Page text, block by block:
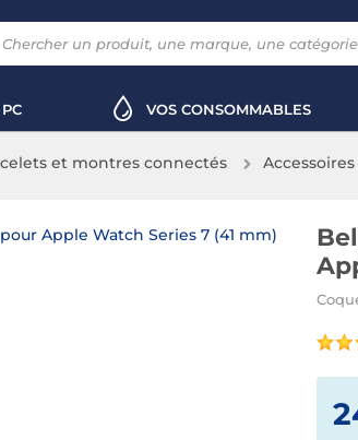
VOS CONSOMMABLES
et montres connectés